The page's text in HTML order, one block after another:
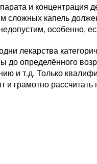
и концентрация
сложных капель
особенно,
лекарства
до определённого
и т.д. Только
и грамотно